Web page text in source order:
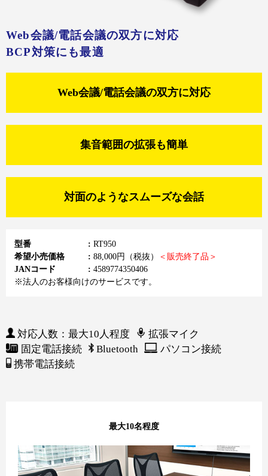
Web会議/電話会議の双方に対応
BCP対策にも最適
Web会議/電話会議の双方に対応
集音範囲の拡張も簡単
対面のようなスムーズな会話
型番
RT950
希望小売価格
88,000円（税抜）
＜販売終了品＞
JANコード
4589774350406
※法人のお客様向けのサービスです。
対応人数：最大10人程度
拡張マイク
固定電話接続
Bluetooth
パソコン接続
携帯電話接続
最大10名程度